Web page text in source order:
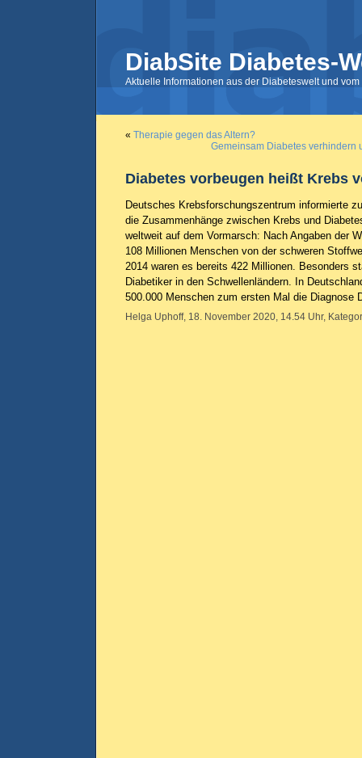
DiabSite Diabetes-
Aktuelle Informationen aus der Diabeteswelt und
« Therapie gegen das Altern?
Gemeinsam Diabetes verhindern
Diabetes vorbeugen heißt Krebs
Deutsches Krebsforschungszentrum informierte
die Zusammenhänge zwischen Krebs und
weltweit auf dem Vormarsch: Nach Angaben der
108 Millionen Menschen von der schweren
2014 waren es bereits 422 Millionen. Besonders
Diabetiker in den Schwellenländern. In
500.000 Menschen zum ersten Mal die Diagnose
Helga Uphoff, 18. November 2020, 14.54 Uhr,